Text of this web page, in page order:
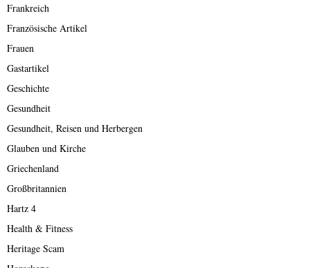
Frankreich
Französische Artikel
Frauen
Gastartikel
Geschichte
Gesundheit
Gesundheit, Reisen und Herbergen
Glauben und Kirche
Griechenland
Großbritannien
Hartz 4
Health & Fitness
Heritage Scam